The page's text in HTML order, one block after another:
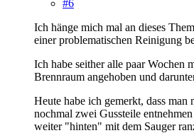
#6
Ich hänge mich mal an dieses
einer problematischen Reinigung
Ich habe seither alle paar Wochen
Brennraum angehoben und
Heute habe ich gemerkt, dass man
nochmal zwei Gussteile
weiter "hinten" mit dem Sauger